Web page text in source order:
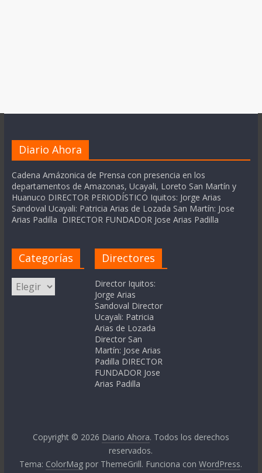
Diario Ahora
Cadena Amázonica de Prensa con presencia en los
departamentos de Amazonas, Ucayali, Loreto San Martín y
Huanuco DIRECTOR PERIODÍSTICO Iquitos: Jorge Arias
Sandoval Ucayali: Patricia Arias de Lozada San Martín: Jose
Arias Padilla DIRECTOR FUNDADOR Jose Arias Padilla
Categorías
Categorías
Directores
Director Iquitos:
Jorge Arias
Sandoval Director
Ucayali: Patricia
Arias de Lozada
Director San
Martín: Jose Arias
Padilla DIRECTOR
FUNDADOR Jose
Arias Padilla
Copyright © 2026 Diario Ahora. Todos los derechos
reservados.
Tema: ColorMag por ThemeGrill. Funciona conWordPress.